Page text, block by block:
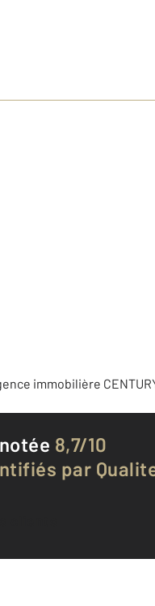
8,7/10
par
clients